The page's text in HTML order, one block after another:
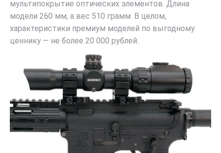
мультипокрытие оптических элементов. Длина
модели 260 мм, а вес 510 грамм. В целом,
характеристики премиум моделей по выгодному
ценнику — не более 20 000 рублей.